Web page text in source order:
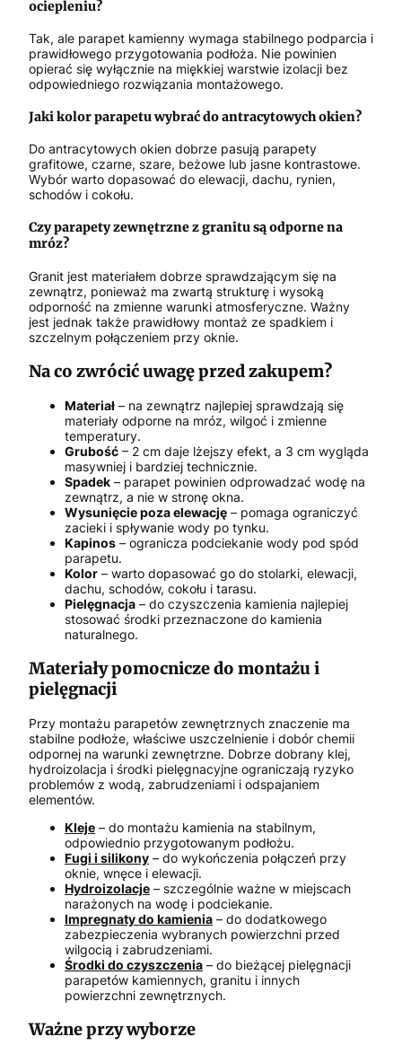
ociepleniu?
Tak, ale parapet kamienny wymaga stabilnego podparcia i
prawidłowego przygotowania podłoża. Nie powinien
opierać się wyłącznie na miękkiej warstwie izolacji bez
odpowiedniego rozwiązania montażowego.
Jaki kolor parapetu wybrać do antracytowych okien?
Do antracytowych okien dobrze pasują parapety
grafitowe, czarne, szare, beżowe lub jasne kontrastowe.
Wybór warto dopasować do elewacji, dachu, rynien,
schodów i cokołu.
Czy parapety zewnętrzne z granitu są odporne na
mróz?
Granit jest materiałem dobrze sprawdzającym się na
zewnątrz, ponieważ ma zwartą strukturę i wysoką
odporność na zmienne warunki atmosferyczne. Ważny
jest jednak także prawidłowy montaż ze spadkiem i
szczelnym połączeniem przy oknie.
Na co zwrócić uwagę przed zakupem?
Materiał – na zewnątrz najlepiej sprawdzają się
materiały odporne na mróz, wilgoć i zmienne
temperatury.
Grubość – 2 cm daje lżejszy efekt, a 3 cm wygląda
masywniej i bardziej technicznie.
Spadek – parapet powinien odprowadzać wodę na
zewnątrz, a nie w stronę okna.
Wysunięcie poza elewację – pomaga ograniczyć
zacieki i spływanie wody po tynku.
Kapinos – ogranicza podciekanie wody pod spód
parapetu.
Kolor – warto dopasować go do stolarki, elewacji,
dachu, schodów, cokołu i tarasu.
Pielęgnacja – do czyszczenia kamienia najlepiej
stosować środki przeznaczone do kamienia
naturalnego.
Materiały pomocnicze do montażu i
pielęgnacji
Przy montażu parapetów zewnętrznych znaczenie ma
stabilne podłoże, właściwe uszczelnienie i dobór chemii
odpornej na warunki zewnętrzne. Dobrze dobrany klej,
hydroizolacja i środki pielęgnacyjne ograniczają ryzyko
problemów z wodą, zabrudzeniami i odspajaniem
elementów.
Kleje – do montażu kamienia na stabilnym,
odpowiednio przygotowanym podłożu.
Fugi i silikony – do wykończenia połączeń przy
oknie, wnęce i elewacji.
Hydroizolacje – szczególnie ważne w miejscach
narażonych na wodę i podciekanie.
Impregnaty do kamienia – do dodatkowego
zabezpieczenia wybranych powierzchni przed
wilgocią i zabrudzeniami.
Środki do czyszczenia – do bieżącej pielęgnacji
parapetów kamiennych, granitu i innych
powierzchni zewnętrznych.
Ważne przy wyborze